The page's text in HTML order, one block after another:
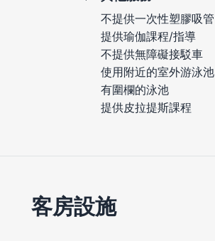
不提供一次性塑膠吸管
提供瑜伽課程/指導
不提供無障礙接駁車
使用附近的室外游泳池
有圍欄的泳池
提供皮拉提斯課程
客房設施